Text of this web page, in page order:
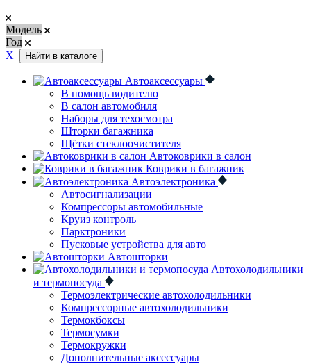
Модель
Год
Х
Найти в каталоге
Автоаксессуары
В помощь водителю
В салон автомобиля
Наборы для техосмотра
Шторки багажника
Щётки стеклоочистителя
Автоковрики в салон
Коврики в багажник
Автоэлектроника
Автосигнализации
Компрессоры автомобильные
Круиз контроль
Парктроники
Пусковые устройства для авто
Автошторки
Автохолодильники
и термопосуда
Термоэлектрические автохолодильники
Компрессорные автохолодильники
Термокбоксы
Термосумки
Термокружки
Дополнительные аксессуары